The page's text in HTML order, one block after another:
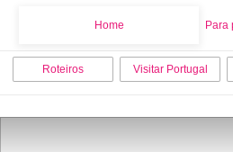
Home Para
Roteiros Visitar Portugal